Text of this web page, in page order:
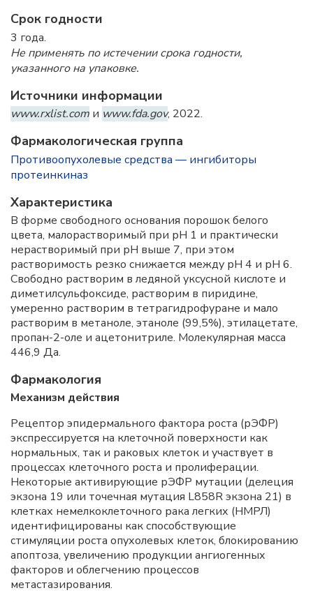
Срок годности
3 года.
Не применять по истечении срока годности,
указанного на упаковке.
Источники информации
www.rxlist.com и www.fda.gov, 2022.
Фармакологическая группа
Противоопухолевые средства — ингибиторы
протеинкиназ
Характеристика
В форме свободного основания порошок белого
цвета, малорастворимый при рН 1 и практически
нерастворимый при рН выше 7, при этом
растворимость резко снижается между рН 4 и рН 6.
Свободно растворим в ледяной уксусной кислоте и
диметилсульфоксиде, растворим в пиридине,
умеренно растворим в тетрагидрофуране и мало
растворим в метаноле, этаноле (99,5%), этилацетате,
пропан-2-оле и ацетонитриле. Молекулярная масса
446,9 Да.
Фармакология
Механизм действия
Рецептор эпидермального фактора роста (рЭФР)
экспрессируется на клеточной поверхности как
нормальных, так и раковых клеток и участвует в
процессах клеточного роста и пролиферации.
Некоторые активирующие рЭФР мутации (делеция
экзона 19 или точечная мутация L858R экзона 21) в
клетках немелкоклеточного рака легких (НМРЛ)
идентифицированы как способствующие
стимуляции роста опухолевых клеток, блокированию
апоптоза, увеличению продукции ангиогенных
факторов и облегчению процессов
метастазирования.